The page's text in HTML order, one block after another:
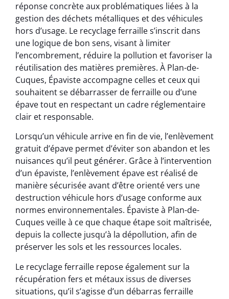
réponse concrète aux problématiques liées à la
gestion des déchets métalliques et des véhicules
hors d’usage. Le recyclage ferraille s’inscrit dans
une logique de bon sens, visant à limiter
l’encombrement, réduire la pollution et favoriser la
réutilisation des matières premières. À Plan-de-
Cuques, Épaviste accompagne celles et ceux qui
souhaitent se débarrasser de ferraille ou d’une
épave tout en respectant un cadre réglementaire
clair et responsable.
Lorsqu’un véhicule arrive en fin de vie, l’enlèvement
gratuit d’épave permet d’éviter son abandon et les
nuisances qu’il peut générer. Grâce à l’intervention
d’un épaviste, l’enlèvement épave est réalisé de
manière sécurisée avant d’être orienté vers une
destruction véhicule hors d’usage conforme aux
normes environnementales. Épaviste à Plan-de-
Cuques veille à ce que chaque étape soit maîtrisée,
depuis la collecte jusqu’à la dépollution, afin de
préserver les sols et les ressources locales.
Le recyclage ferraille repose également sur la
récupération fers et métaux issus de diverses
situations, qu’il s’agisse d’un débarras ferraille